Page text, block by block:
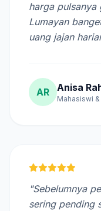
harga pulsanya
Lumayan
uang jajan
AR Anisa
Mahasiswi
"Sebelumnya
sering pending